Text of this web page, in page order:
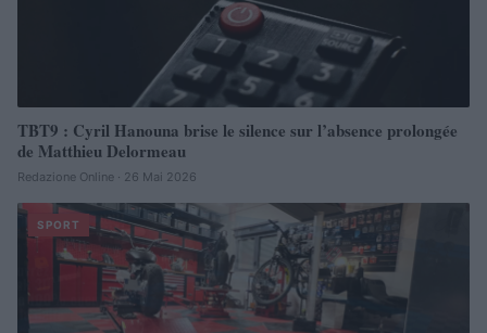
TBT9 : Cyril Hanouna brise le silence sur l’absence prolongée
de Matthieu Delormeau
Redazione Online · 26 Mai 2026
SPORT